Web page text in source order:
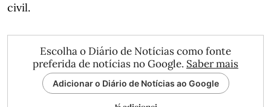
civil.
Escolha o Diário de Notícias como fonte
preferida de notícias no Google. Saber mais
Adicionar o Diário de Notícias ao Google